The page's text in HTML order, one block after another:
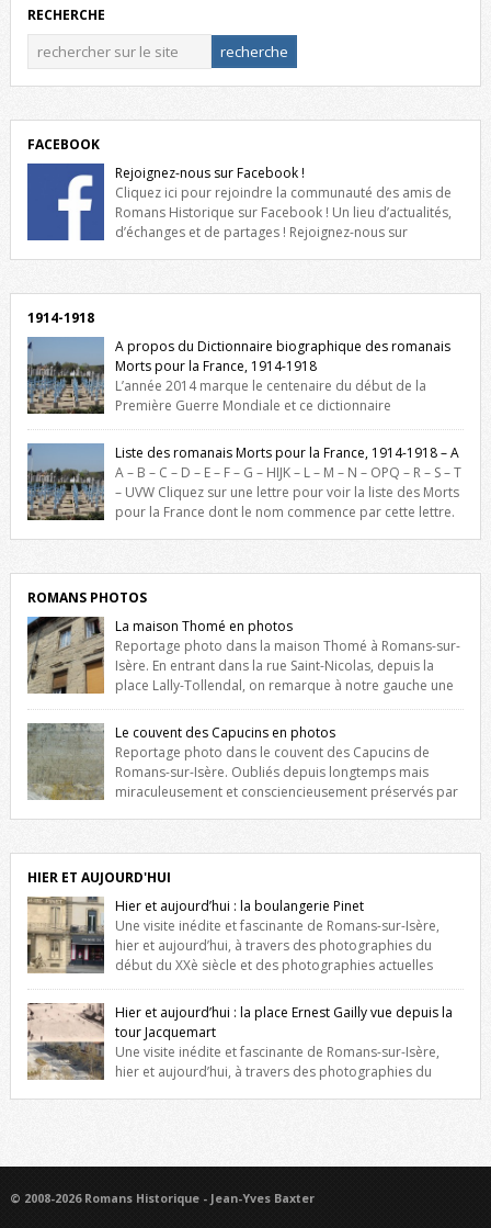
RECHERCHE
FACEBOOK
Rejoignez-nous sur Facebook !
Cliquez ici pour rejoindre la communauté des amis de
Romans Historique sur Facebook ! Un lieu d’actualités,
d’échanges et de partages ! Rejoignez-nous sur
1914-1918
A propos du Dictionnaire biographique des romanais
Morts pour la France, 1914-1918
L’année 2014 marque le centenaire du début de la
Première Guerre Mondiale et ce dictionnaire
biographique veut rendre hommage aux romanais Morts pour la
France durant ce conflit. La base de cette recherche historique est
constituée des noms gravés sur les plaques commémoratives de
l’Hôtel de Ville, du lycée du Dauphiné et du lycée Triboulet, […]
Liste des romanais Morts pour la France, 1914-1918 – A
A – B – C – D – E – F – G – HIJK – L – M – N – OPQ – R – S – T
– UVW Cliquez sur une lettre pour voir la liste des Morts
pour la France dont le nom commence par cette lettre.
ROMANS PHOTOS
La maison Thomé en photos
Reportage photo dans la maison Thomé à Romans-sur-
Isère. En entrant dans la rue Saint-Nicolas, depuis la
place Lally-Tollendal, on remarque à notre gauche une
maison construite au XVIè siècle. Les deux façades sont ornées de
fenêtres jumelles à meneaux. Entre ces deux étages, on peut voir une
niche qui contient une statue de la Vierge. […]
Le couvent des Capucins en photos
Reportage photo dans le couvent des Capucins de
Romans-sur-Isère. Oubliés depuis longtemps mais
miraculeusement et consciencieusement préservés par
l’histoire de la redécouverte de vestiges du couvent des Capucins !
Petit retour sur l’histoire […]
HIER ET AUJOURD'HUI
Hier et aujourd’hui : la boulangerie Pinet
Une visite inédite et fascinante de Romans-sur-Isère,
hier et aujourd’hui, à travers des photographies du
début du XXè siècle et des photographies actuelles
prises exactement dans le même cadre ! A l’angle de la place Jean
Jaurès et de l’avenue Victor Hugo (à côté d’Intermarché), à Romans. La
boulangerie Jules Pinet est inscrite dans le […]
Hier et aujourd’hui : la place Ernest Gailly vue depuis la
tour Jacquemart
Une visite inédite et fascinante de Romans-sur-Isère,
hier et aujourd’hui, à travers des photographies du
© 2008-2026 Romans Historique - Jean-Yves Baxter